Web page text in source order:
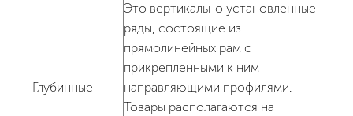
Глубинные
Это вертикально установленные
ряды, состоящие из
прямолинейных рам с
прикрепленными к ним
направляющими профилями.
Товары располагаются на